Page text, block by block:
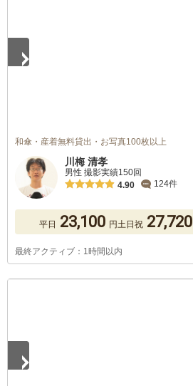
和傘・産着無料貸出・お写真100枚以上
川梅 清孝
男性 撮影実績150回
4.90
124件
平日 23,100 円土日祝 27,720
最終アクティブ：1時間以内